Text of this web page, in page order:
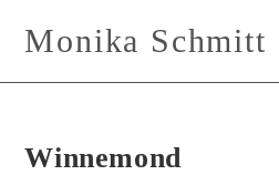
Monika Schmitt
Winnemond